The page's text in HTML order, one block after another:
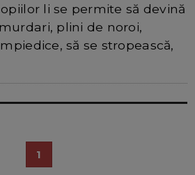
li se permite să devină
plini de noroi,
să se stropească,
1